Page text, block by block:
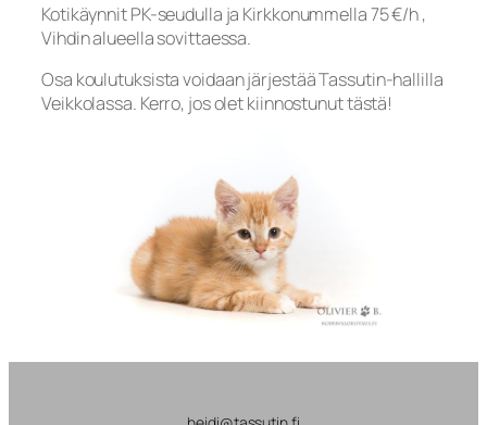
Kotikäynnit PK-seudulla ja Kirkkonummella 75 €/h ,
Vihdin alueella sovittaessa.
Osa koulutuksista voidaan järjestää Tassutin-hallilla
Veikkolassa. Kerro, jos olet kiinnostunut tästä!